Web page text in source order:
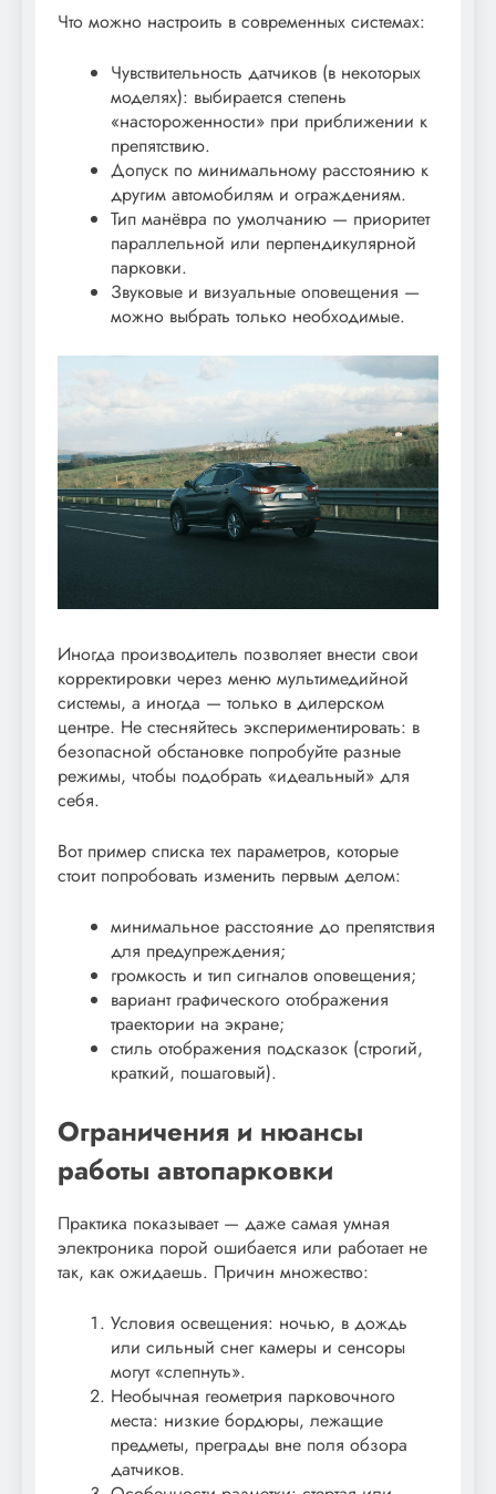
Что можно настроить в современных системах:
Чувствительность датчиков (в некоторых
моделях): выбирается степень
«настороженности» при приближении к
препятствию.
Допуск по минимальному расстоянию к
другим автомобилям и ограждениям.
Тип манёвра по умолчанию — приоритет
параллельной или перпендикулярной
парковки.
Звуковые и визуальные оповещения —
можно выбрать только необходимые.
Иногда производитель позволяет внести свои
корректировки через меню мультимедийной
системы, а иногда — только в дилерском
центре. Не стесняйтесь экспериментировать: в
безопасной обстановке попробуйте разные
режимы, чтобы подобрать «идеальный» для
себя.
Вот пример списка тех параметров, которые
стоит попробовать изменить первым делом:
минимальное расстояние до препятствия
для предупреждения;
громкость и тип сигналов оповещения;
вариант графического отображения
траектории на экране;
стиль отображения подсказок (строгий,
краткий, пошаговый).
Ограничения и нюансы
работы автопарковки
Практика показывает — даже самая умная
электроника порой ошибается или работает не
так, как ожидаешь. Причин множество:
Условия освещения: ночью, в дождь
или сильный снег камеры и сенсоры
могут «слепнуть».
Необычная геометрия парковочного
места: низкие бордюры, лежащие
предметы, преграды вне поля обзора
датчиков.